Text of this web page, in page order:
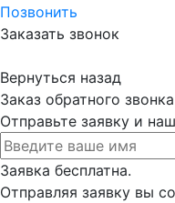
Позвонить
Заказать звонок
Вернуться назад
Заказ обратного звонка
Отправьте заявку и
Заявка бесплатна.
Отправляя заявку вы